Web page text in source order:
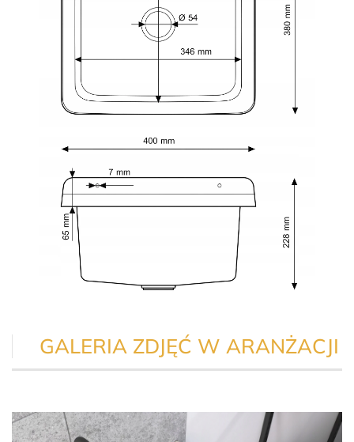
GALERIA ZDJĘĆ W ARANŻACJI